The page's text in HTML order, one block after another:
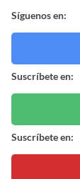
Síguenos en:
Suscríbete en:
Suscríbete en: